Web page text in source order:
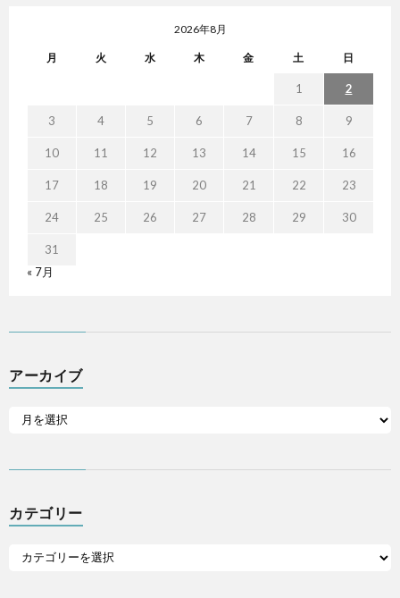
2026年8月
月 火 水 木 金 土 日
1 2
3 4 5 6 7 8 9
10 11 12 13 14 15 16
17 18 19 20 21 22 23
24 25 26 27 28 29 30
31
« 7月
アーカイブ
カテゴリー